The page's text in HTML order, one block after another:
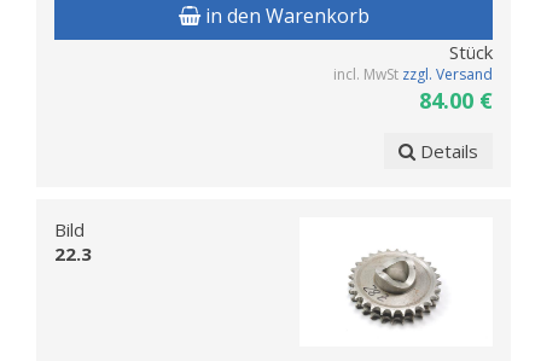
in den Warenkorb
Stück
incl. MwSt zzgl. Versand
84.00 €
Details
Bild
22.3